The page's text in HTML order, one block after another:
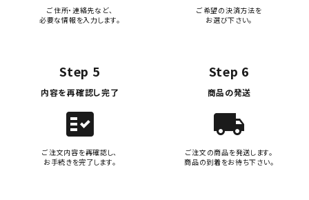
ご住所・連絡先など、
必要な情報を入力します。
ご希望の決済方法を
お選び下さい。
Step 5
内容を再確認し完了
fact_check
ご注文内容を再確認し、
お手続きを完了します。
Step 6
商品の発送
local_shipping
ご注文の商品を発送します。
商品の到着をお待ち下さい。